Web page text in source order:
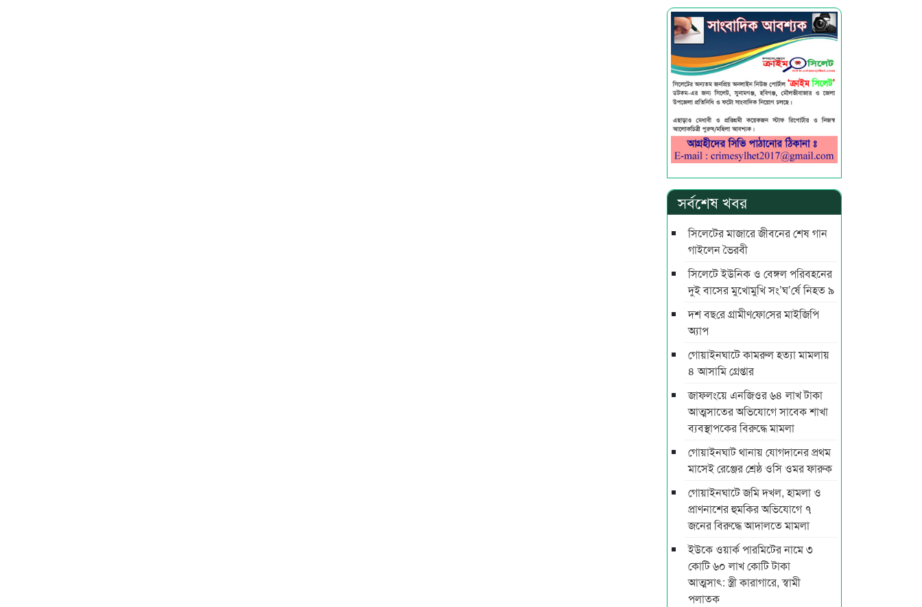
সর্বশেষ খবর
সিলেটের মাজারে জীবনের শেষ গান
গাইলেন ভৈরবী
সিলেটে ইউনিক ও বেঙ্গল পরিবহনের
দুই বাসের মুখোমুখি সং’ঘ’র্ষে নিহত ৯
দশ বছ‌রে গ্রামীণ‌ফো‌সের মাইজিপি
অ্যাপ
গোয়াইনঘাটে কামরুল হত্যা মামলায়
৪ আসামি গ্রেপ্তার
জাফলংয়ে এনজিওর ৬৪ লাখ টাকা
আত্মসাতের অভিযোগে সাবেক শাখা
ব্যবস্থাপকের বিরুদ্ধে মামলা
গোয়াইনঘাট থানায় যোগদানের প্রথম
মাসেই রেঞ্জের শ্রেষ্ঠ ওসি ওমর ফারুক
গোয়াইনঘাটে জমি দখল, হামলা ও
প্রাণনাশের হুমকির অভিযোগে ৭
জনের বিরুদ্ধে আদালতে মামলা
ইউকে ওয়ার্ক পারমিটের নামে ৩
কোটি ৬০ লাখ কোটি টাকা
আত্মসাৎ: স্ত্রী কারাগারে, স্বামী
পলাতক